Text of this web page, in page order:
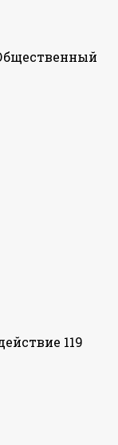
119